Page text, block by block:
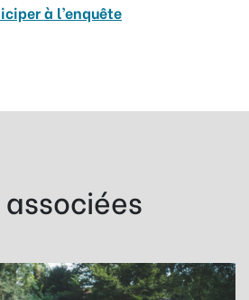
à l’enquête